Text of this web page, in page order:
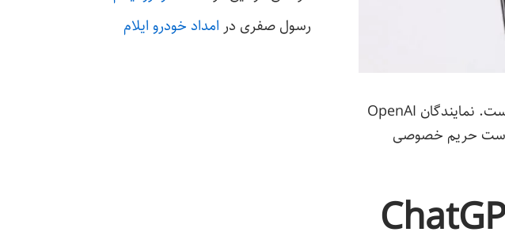
اما OpenAI به این تصمیم اعتراض کرد و آن را «دخالت بیش‌ازحد» در امور شرکت دانست. نمایندگان OpenAI
است حریم خصوصی
رسول صفری در امداد خودرو ایلام